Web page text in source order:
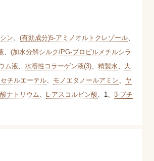
ン、 (有効成分)5-アミノオルトクレゾール、
、 (加水分解シルク/PG-プロピルメチルシラ
ム液、 水溶性コラーゲン液(3)、 精製水、 大
チルエーテル、 モノエタノールアミン、 ヤ
ナトリウム、 L-アスコルビン酸、 1、 3-ブチ